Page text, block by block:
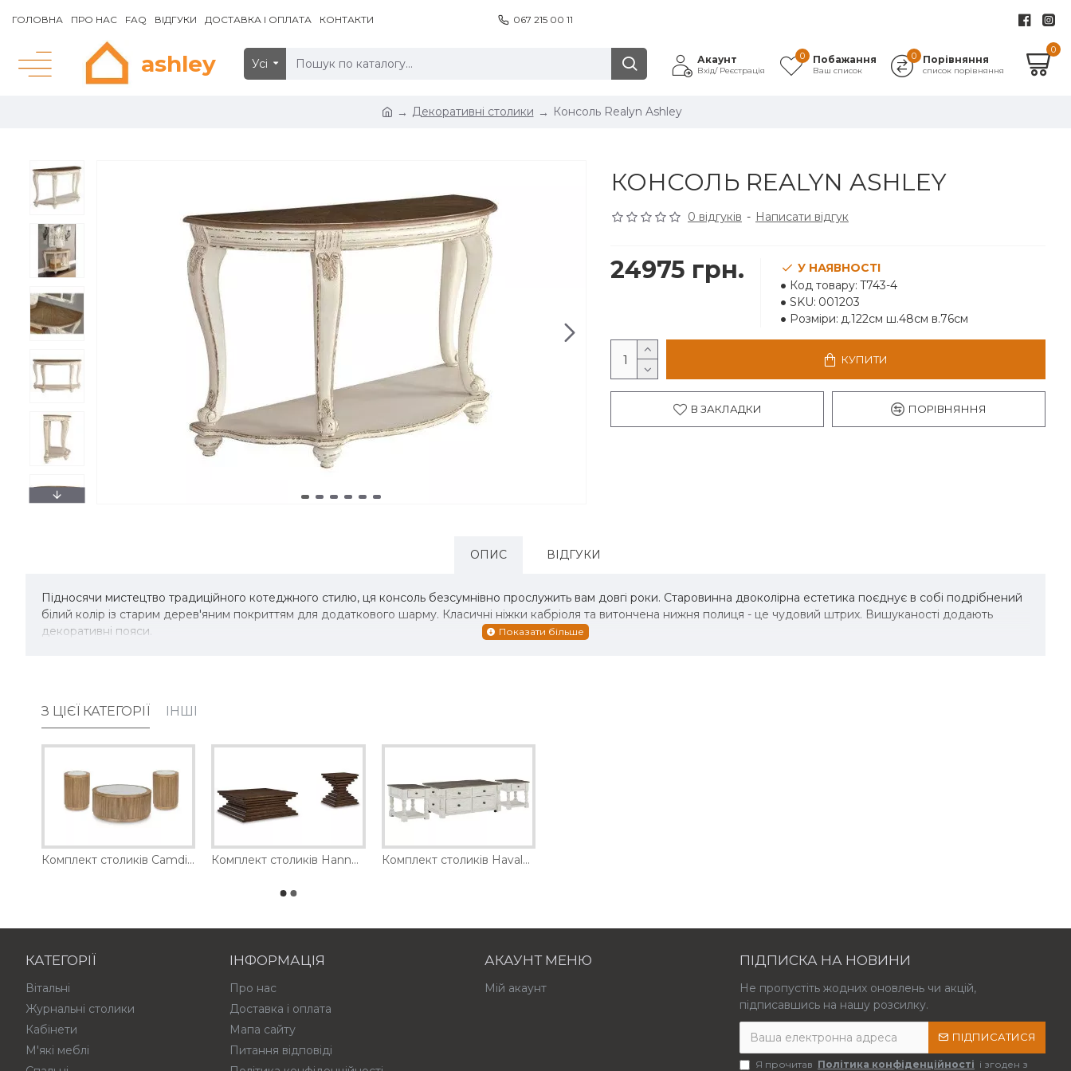
ГОЛОВНА ПРО НАС FAQ ВІДГУКИ ДОСТАВКА І ОПЛАТА КОНТАКТИ 067 215 00 11
ashley Усі Акаунт
Вхід/ Реєстрація
Побажання
Ваш список
0 Порівняння
список порівняння
0
0
Декоративні столики Консоль Realyn Ashley
КОНСОЛЬ REALYN ASHLEY
0 відгуків - Написати відгук
24975 грн.
У НАЯВНОСТІ
Код товару: T743-4
SKU: 001203
Розміри: д.122см ш.48см в.76см
КУПИТИ
В ЗАКЛАДКИ ПОРІВНЯННЯ
ОПИС ВІДГУКИ
Підносячи мистецтво традиційного котеджного стилю, ця консоль безсумнівно прослужить вам довгі роки. Старовинна двоколірна естетика поєднує в собі подрібнений
білий колір із старим дерев'яним покриттям для додаткового шарму. Класичні ніжки кабріоля та витончена нижня полиця - це чудовий штрих. Вишуканості додають
декоративні пояси.
З ЦІЄЇ КАТЕГОРІЇ ІНШІ
Комплект столиків Camdill Ashley Комплект столиків Hannodream Ashley Комплект столиків Havalance Ashley
КАТЕГОРІЇ
Вітальні
Журнальні столики
Кабінети
М'які меблі
ІНФОРМАЦІЯ
Про нас
Доставка і оплата
Мапа сайту
Питання відповіді
АКАУНТ МЕНЮ
Мій акаунт
ПІДПИСКА НА НОВИНИ
Не пропустіть жодних оновлень чи акцій,
підписавшись на нашу розсилку.
ПІДПИСАТИСЯ
Я прочитав Політика конфіденційності і згоден з